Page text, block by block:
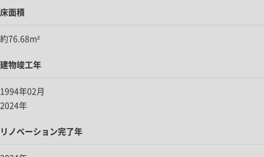
床面積
約76.68m²
建物竣工年
1994年02月
2024年
リノベーション完了年